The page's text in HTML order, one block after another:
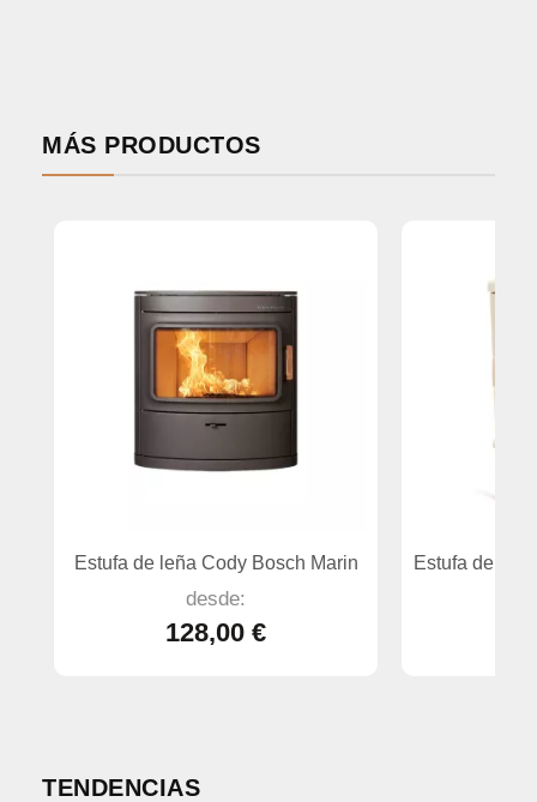
MÁS PRODUCTOS
Estufa de leña Cody Bosch Marin
desde:
128,00 €
Estufa de
TENDENCIAS